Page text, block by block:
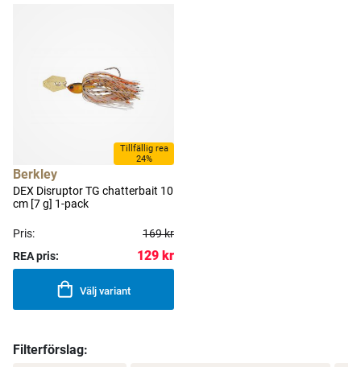
Tillfällig rea
24%
Berkley
DEX Disruptor TG chatterbait 10
cm [7 g] 1-pack
Pris:
169 kr
REA pris:
129 kr
Välj variant
Filterförslag: